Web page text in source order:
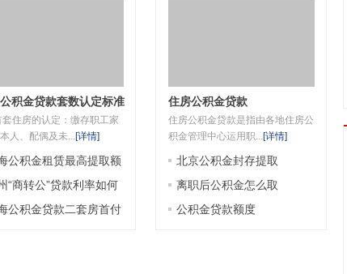
积金贷款套数认定标准
住房的认定：缴存职工家
人、配偶及未...[详情]
公积金租赁最高提取额
多少
“商转公”贷款利率如何
公积金贷款二套房首付
住房公积金贷款
住房公积金贷款是指由各地住房公
积金管理中心运用职...[详情]
北京公积金封存提取
离职后公积金怎么取
公积金贷款额度